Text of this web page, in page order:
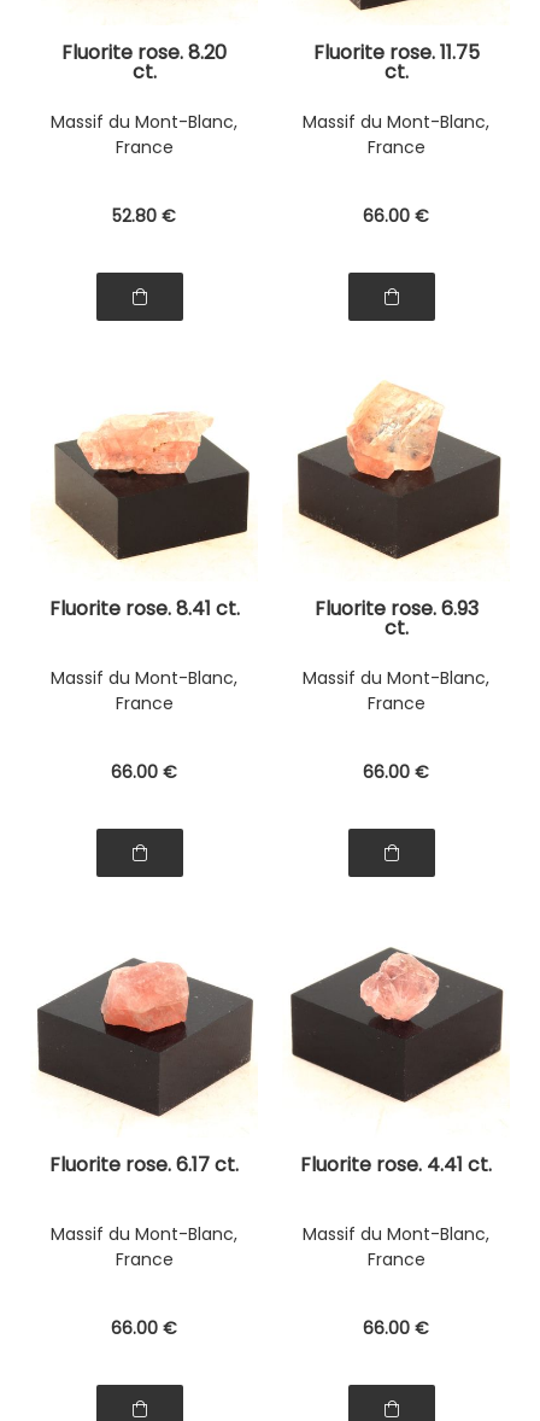
Fluorite rose. 8.20
ct.
Massif du Mont-Blanc,
France
52.80 €
Fluorite rose. 11.75
ct.
Massif du Mont-Blanc,
France
66.00 €
Fluorite rose. 8.41 ct.
Massif du Mont-Blanc,
France
66.00 €
Fluorite rose. 6.93
ct.
Massif du Mont-Blanc,
France
66.00 €
Fluorite rose. 6.17 ct.
Massif du Mont-Blanc,
France
66.00 €
Fluorite rose. 4.41 ct.
Massif du Mont-Blanc,
France
66.00 €